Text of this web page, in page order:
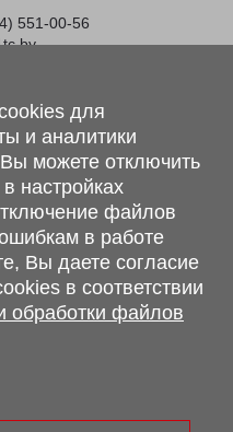
551-00-56
ул. Мира, 20А,
108 В, 224701
предоставленная на сайте
технических
а также стоимости и
характер и
определяемой п.2 ст.407
Беларусь.
данных
файлов cookie.
для
и аналитики
можете отключить
настройках
файлов
в работе
Вы даете согласие
в соответствии
обработки файлов